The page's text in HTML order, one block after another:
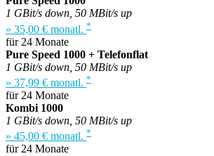
1 GBit/s down, 50 MBit/s up
» 35,00 € monatl. *
für 24 Monate
Pure Speed 1000 + Telefonflat
1 GBit/s down, 50 MBit/s up
» 37,99 € monatl. *
für 24 Monate
Kombi 1000
1 GBit/s down, 50 MBit/s up
» 45,00 € monatl. *
für 24 Monate